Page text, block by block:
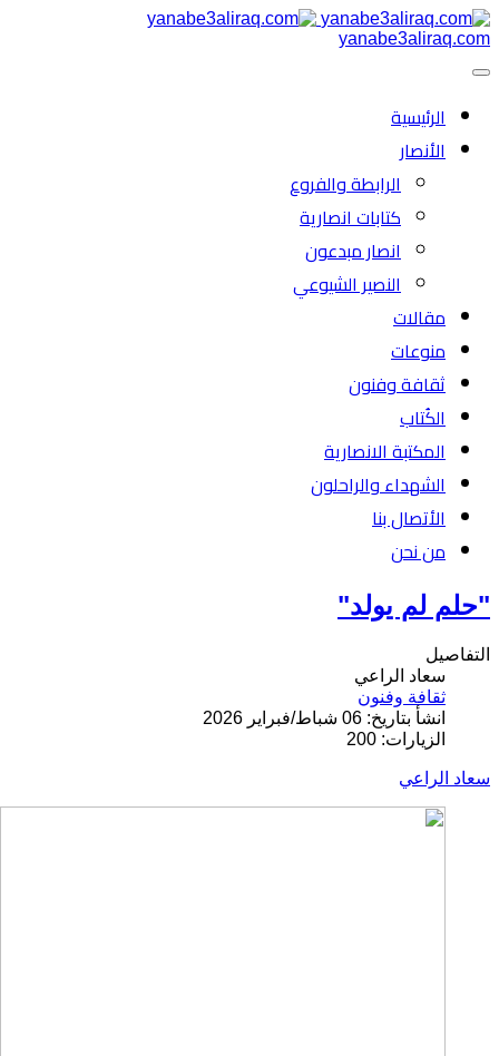
yanabe3aliraq.com
الرئیسية
الأنصار
الرابطة والفروع
كتابات انصارية
انصار مبدعون
النصیر الشیوعي
مقالات
منوعات
ثقافة وفنون
الكُتاب
المكتبة الانصارية
الشهداء والراحلون
الأتصال بنا
من نحن
"حلم لم يولد"
التفاصيل
سعاد الراعي
ثقافة وفنون
انشأ بتاريخ: 06 شباط/فبراير 2026
الزيارات: 200
سعاد الراعي